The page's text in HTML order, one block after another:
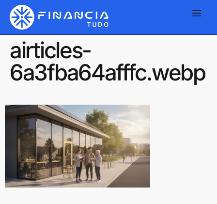
airticles-
6a3fba64afffc.webp